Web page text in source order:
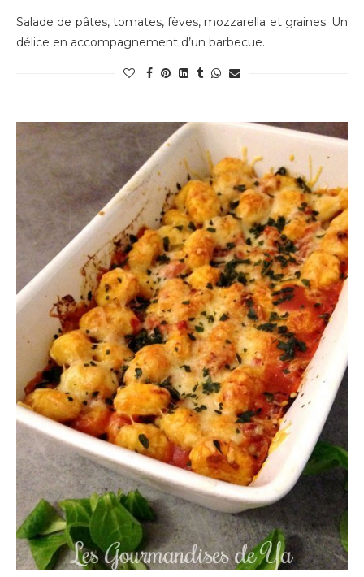
Salade de pâtes, tomates, fèves, mozzarella et graines. Un
délice en accompagnement d’un barbecue.